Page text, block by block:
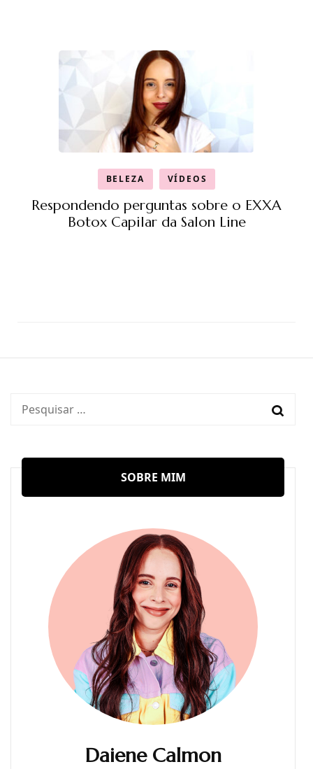
BELEZA VÍDEOS
Respondendo perguntas sobre o EXXA
Botox Capilar da Salon Line
Pesquisar
SOBRE MIM
Daiene Calmon